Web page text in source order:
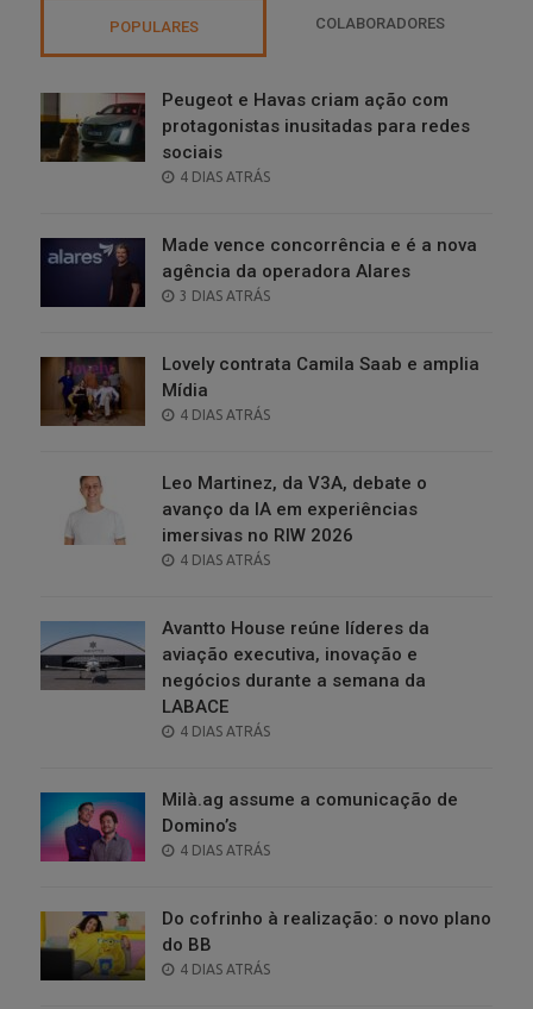
POPULARES COLABORADORES
Peugeot e Havas criam ação com
protagonistas inusitadas para redes
sociais
POSTED
4 DIAS ATRÁS
Made vence concorrência e é a nova
agência da operadora Alares
POSTED
3 DIAS ATRÁS
Lovely contrata Camila Saab e amplia
Mídia
POSTED
4 DIAS ATRÁS
Leo Martinez, da V3A, debate o
avanço da IA em experiências
imersivas no RIW 2026
POSTED
4 DIAS ATRÁS
Avantto House reúne líderes da
aviação executiva, inovação e
negócios durante a semana da
LABACE
POSTED
4 DIAS ATRÁS
Milà.ag assume a comunicação de
Domino’s
POSTED
4 DIAS ATRÁS
Do cofrinho à realização: o novo plano
do BB
POSTED
4 DIAS ATRÁS